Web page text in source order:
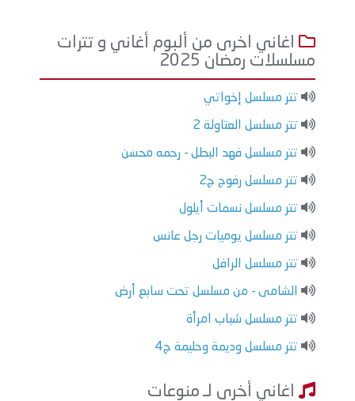
اغاني اخرى من ألبوم أغاني و تترات
مسلسلات رمضان 2025
تتر مسلسل إخواتي
تتر مسلسل العتاولة 2
تتر مسلسل فهد البطل - رحمه محسن
تتر مسلسل رفوج ج2
تتر مسلسل نسمات أيلول
تتر مسلسل يوميات رجل عانس
تتر مسلسل الرافل
الشامى - من مسلسل تحت سابع أرض
تتر مسلسل شباب امرأة
تتر مسلسل وديمة وحليمة ج4
اغاني أخرى لـ منوعات